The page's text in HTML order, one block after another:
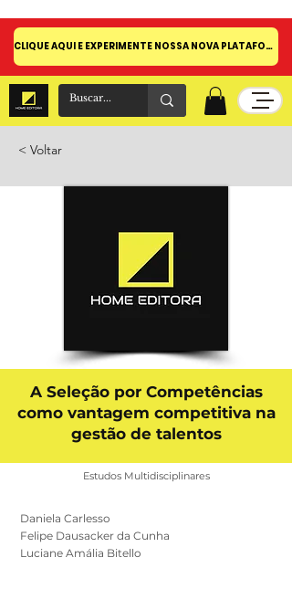
CLIQUE AQUI E EXPERIMENTE NOSSA NOVA PLATAFORMA!
< Voltar
A Seleção por Competências
como vantagem competitiva na
gestão de talentos
Estudos Multidisciplinares
Daniela Carlesso
Felipe Dausacker da Cunha
Luciane Amália Bitello